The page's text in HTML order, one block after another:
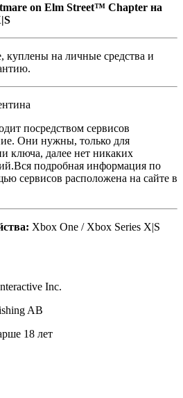
on Elm Street™ Chapter на
на личные средства и
посредством сервисов
Они нужны, только для
ключа, далее нет никаких
подробная информация по
сервисов расположена на сайте в
Xbox One / Xbox Series X|S
Inc.
AB
18 лет